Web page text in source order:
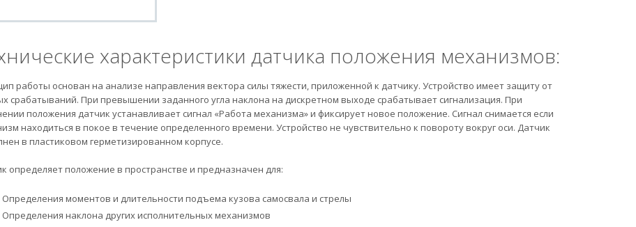
характеристики датчика положения механизмов:
работы основан на анализе направления вектора силы тяжести, приложенной к датчику. Устройство имеет защиту от
срабатываний. При превышении заданного угла наклона на дискретном выходе срабатывает сигнализация. При
положения датчик устанавливает сигнал «Работа механизма» и фиксирует новое положение. Сигнал снимается если
находиться в покое в течение определенного времени. Устройство не чувствительно к повороту вокруг оси. Датчик
в пластиковом герметизированном корпусе.
определяет положение в пространстве и предназначен для:
Определения моментов и длительности подъема кузова самосвала и стрелы
Определения наклона других исполнительных механизмов